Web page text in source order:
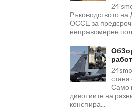
24
Ръководството
ОССЕ за
неправомерен
Само
дивотиите на
конспира...